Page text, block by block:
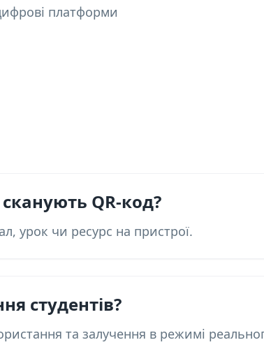
платформи
QR-код?
урок чи ресурс на пристрої.
студентів?
та залучення в режимі